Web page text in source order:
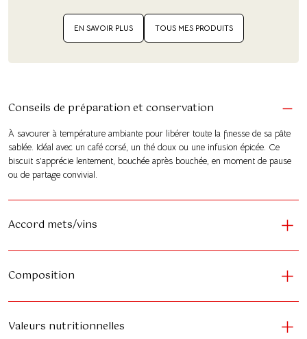
EN SAVOIR PLUS TOUS MES PRODUITS
Conseils de préparation et conservation
À savourer à température ambiante pour libérer toute la finesse de sa pâte
sablée. Idéal avec un café corsé, un thé doux ou une infusion épicée. Ce
biscuit s’apprécie lentement, bouchée après bouchée, en moment de pause
ou de partage convivial.
Accord mets/vins
Composition
Valeurs nutritionnelles